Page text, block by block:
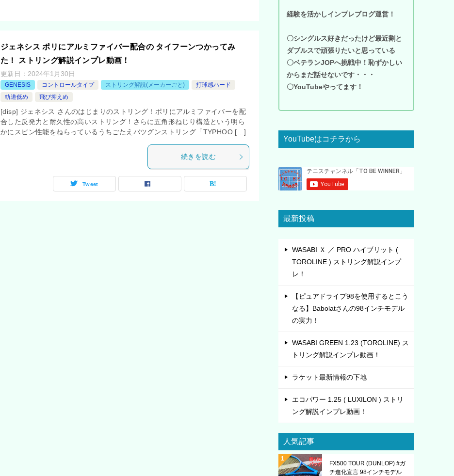
ジェネシス ポリにアルミファイバー配合の タイフーンつかってみ
た！ ストリング解説インプレ動画！
更新日： 2024年1月30日
GENESIS コントロールタイプ ストリング解説(メーカーごと)
打球感ハード
軌道低め
飛び抑えめ
[disp] ジェネシス さんのはじまりのストリング！ポリにアルミファイバーを配
合した反発力と耐久性の高いストリング！さらに五角形ねじり構造という明ら
かにスピン性能をねらっているうちごたえバツグンストリング「TYPHOO […]
続きを読む
Tweet
経験を活かしインプレブログ運営！
〇シングルス好きだったけど最近割と
ダブルスで頑張りたいと思っている
〇ベテランJOPへ挑戦中！恥ずかしい
からまだ話せないです・・・
〇YouTubeやってます！
YouTubeはコチラから
最新投稿
WASABI Ｘ ／ PRO ハイブリット (
TOROLINE ) ストリング解説インプ
レ！
【ピュアドライブ98を使用するとこう
なる】Babolatさんの98インチモデル
の実力！
WASABI GREEN 1.23 (TOROLINE) ス
トリング解説インプレ動画！
ラケット最新情報の下地
エコパワー 1.25 ( LUXILON ) ストリ
ング解説インプレ動画！
人気記事
FX500 TOUR (DUNLOP) #ガ
チ進化宣言 98インチモデル